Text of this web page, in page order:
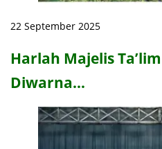
22 September 2025
Harlah Majelis
Diwarna…